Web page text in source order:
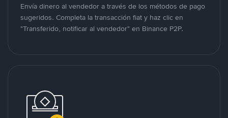
Envía dinero al vendedor a través de los métodos de pago
sugeridos. Completa la transacción fiat y haz clic en
"Transferido, notificar al vendedor" en Binance P2P.